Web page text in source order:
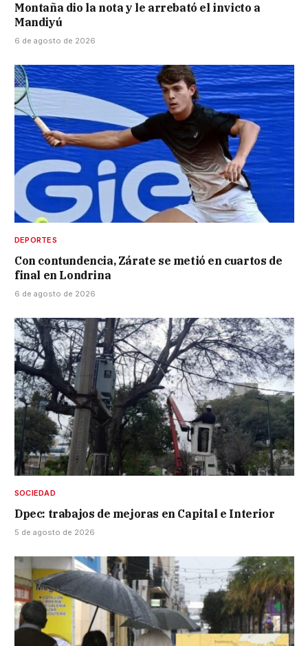
Montaña dio la nota y le arrebató el invicto a
Mandiyú
6 de agosto de 2026
DEPORTES
Con contundencia, Zárate se metió en cuartos de
final en Londrina
6 de agosto de 2026
SOCIEDAD
Dpec: trabajos de mejoras en Capital e Interior
5 de agosto de 2026